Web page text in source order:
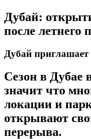
Дубай:
после летнего
Дубай
Сезон в Дубае
значит что
локации и
открывают
перерыва.